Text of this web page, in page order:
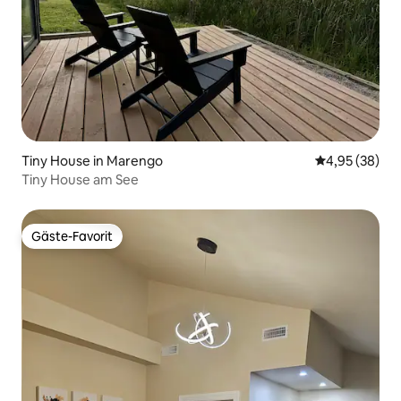
Tiny House in Marengo
4,95 (38)
Tiny House am See
Gäste-Favorit
Gäste-Favorit